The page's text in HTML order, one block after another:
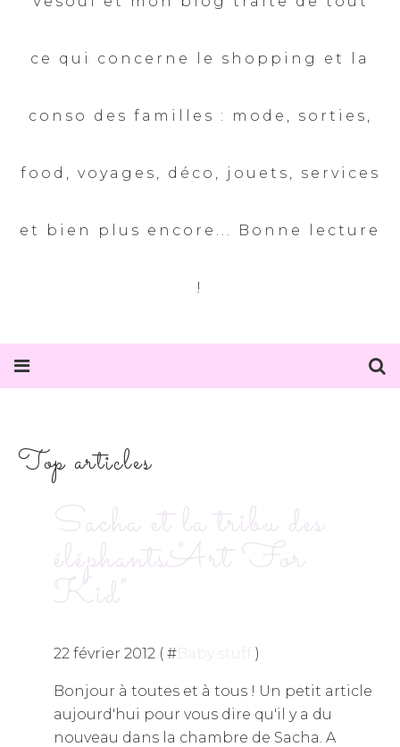
ce qui concerne le shopping et la
conso des familles : mode, sorties,
food, voyages, déco, jouets, services
et bien plus encore... Bonne lecture
!
Top articles
Sacha et la tribu des
éléphants "Art For
Kid"
22 février 2012 ( #Baby stuff )
Bonjour à toutes et à tous ! Un petit article
aujourd'hui pour vous dire qu'il y a du
nouveau dans la chambre de Sacha. A